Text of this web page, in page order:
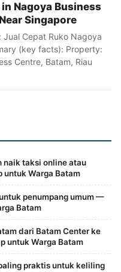
Nagoya Business
Singapore
Cepat Ruko Nagoya
(key facts): Property:
Centre, Batam, Riau
naik taksi online atau
Warga Batam
penumpang umum —
Batam
dari Batam Center ke
untuk Warga Batam
praktis untuk keliling